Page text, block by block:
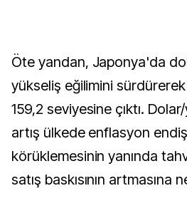
Öte yandan, Japonya'da
yükseliş eğilimini
159,2 seviyesine çıktı.
artış ülkede enflasyon
körüklemesinin yanında
satış baskısının artmasına